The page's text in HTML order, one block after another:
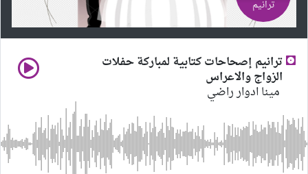
ترانيم
ترانيم إصحاحات كتابية لمباركة حفلات
الزواج والاعراس
مينا ادوار راضي